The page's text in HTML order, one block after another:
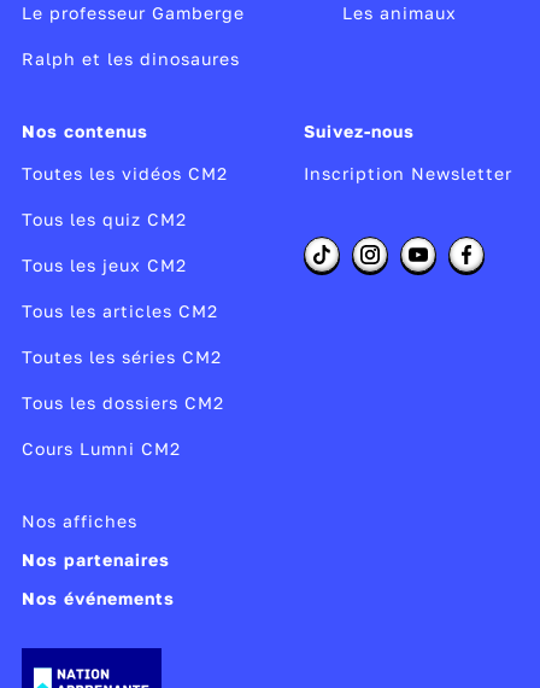
Le professeur Gamberge
Ralph et les dinosaures
Les animaux
Nos contenus
Toutes les vidéos CM2
Tous les quiz CM2
Tous les jeux CM2
Tous les articles CM2
Toutes les séries CM2
Tous les dossiers CM2
Cours Lumni CM2
Suivez-nous
Inscription Newsletter
Nos affiches
Nos partenaires
Nos événements